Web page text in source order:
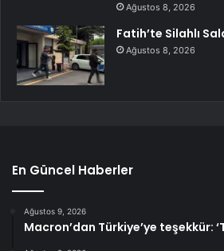
Ağustos 8, 2026
Fatih’te Silahlı
Ağustos 8, 2026
En Güncel Haberler
Ağustos 9, 2026
Macron’dan Türkiye’ye teşekkür: